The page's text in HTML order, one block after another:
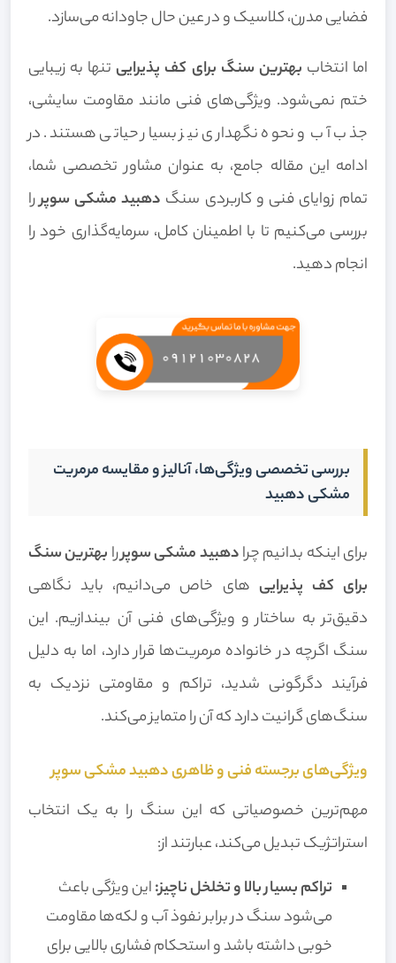
فضایی مدرن، کلاسیک و در عین حال جاودانه می‌سازد.
اما انتخاب بهترین سنگ برای کف پذیرایی تنها به زیبایی
ختم نمی‌شود. ویژگی‌های فنی مانند مقاومت سایشی،
جذب آب و نحوه نگهداری نیز بسیار حیاتی هستند. در
ادامه این مقاله جامع، به عنوان مشاور تخصصی شما،
تمام زوایای فنی و کاربردی سنگ دهبید مشکی سوپررا
بررسی می‌کنیم تا با اطمینان کامل، سرمایه‌گذاری خود را
انجام دهید.
بررسی تخصصی ویژگی‌ها، آنالیز و مقایسه مرمریت
مشکی دهبید
برای اینکه بدانیم چرادهبید مشکی سوپررا بهترین سنگ
برای کف پذیرایی های خاص می‌دانیم، باید نگاهی
دقیق‌تر به ساختار و ویژگی‌های فنی آن بیندازیم. این
سنگ اگرچه در خانواده مرمریت‌ها قرار دارد، اما به دلیل
فرآیند دگرگونی شدید، تراکم و مقاومتی نزدیک به
سنگ‌های گرانیت دارد که آن را متمایز می‌کند.
ویژگی‌های برجسته فنی و ظاهری دهبید مشکی سوپر
مهم‌ترین خصوصیاتی که این سنگ را به یک انتخاب
استراتژیک تبدیل می‌کند، عبارتند از:
تراکم بسیار بالا و تخلخل ناچیز:این ویژگی باعث
می‌شود سنگ در برابر نفوذ آب و لکه‌ها مقاومت
خوبی داشته باشد و استحکام فشاری بالایی برای